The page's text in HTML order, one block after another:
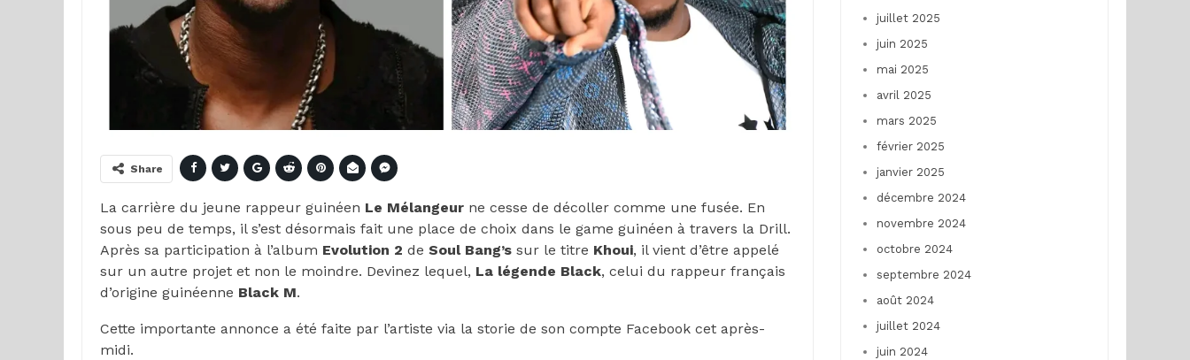
Share
La carrière du jeune rappeur guinéen Le Mélangeur ne cesse de décoller comme une fusée. En
sous peu de temps, il s’est désormais fait une place de choix dans le game guinéen à travers la Drill.
Après sa participation à l’album Evolution 2 de Soul Bang’s sur le titre Khoui, il vient d’être appelé
sur un autre projet et non le moindre. Devinez lequel, La légende Black, celui du rappeur français
d’origine guinéenne Black M.
Cette importante annonce a été faite par l’artiste via la storie de son compte Facebook cet après-
midi.
juillet 2025
juin 2025
mai 2025
avril 2025
mars 2025
février 2025
janvier 2025
décembre 2024
novembre 2024
octobre 2024
septembre 2024
août 2024
juillet 2024
juin 2024